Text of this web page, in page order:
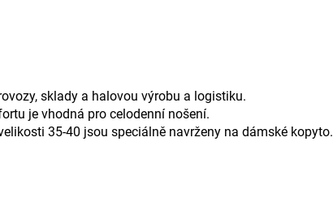
sklady a halovou výrobu a logistiku.
je vhodná pro celodenní nošení.
35-40 jsou speciálně navrženy na dámské kopyto.